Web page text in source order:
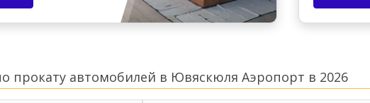
прокату автомобилей в Ювяскюля Аэропорт в 2026